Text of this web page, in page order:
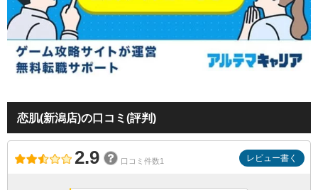
恋肌(新潟店)の口コミ(評判)
2.9 口コミ件数1 レビュー書く